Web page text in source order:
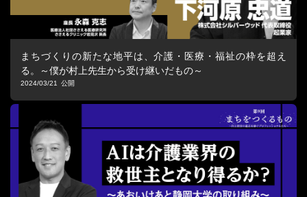
まちづくりの新たな地平は、介護・医療・福祉の枠を超え
る。～僕が村上先生から受け継いだもの～
2024/03/21